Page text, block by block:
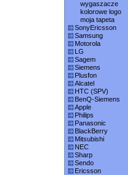
wygaszacze
kolorowe logo
moja tapeta
SonyEricsson
Samsung
Motorola
LG
Sagem
Siemens
Plusfon
Alcatel
HTC (SPV)
BenQ-Siemens
Apple
Philips
Panasonic
BlackBerry
Mitsubishi
NEC
Sharp
Sendo
Ericsson